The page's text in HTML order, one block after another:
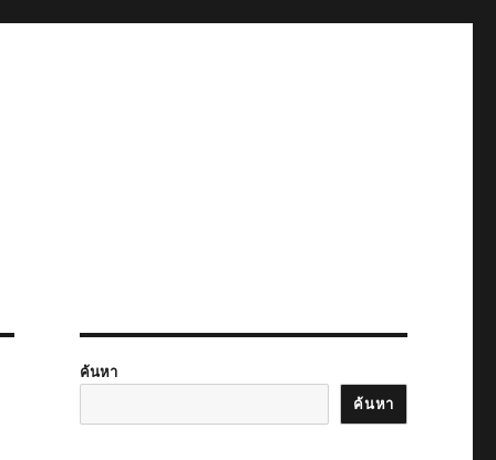
ค้นหา
ค้นหา